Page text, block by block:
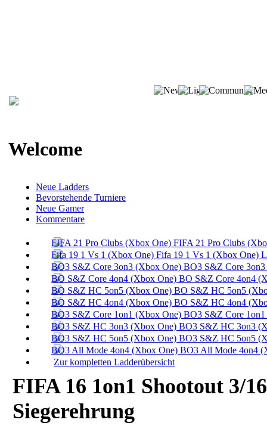
Welcome
Neue Ladders
Bevorstehende Turniere
Neue Gamer
Kommentare
FIFA 21 Pro Clubs
Fifa 19 1 Vs 1 (Xbox One)
BO3 S&Z Core
BO S&Z Core 4on4
BO S&Z HC 5on5
BO S&Z HC 4on4
BO3 S&Z Core
BO3 S&Z HC 3on3
BO3 S&Z HC 5on5
BO3 All Mode 4on4
Zur kompletten Ladderübersicht
FIFA 16 1on1 Shootout 3/
Siegerehrung